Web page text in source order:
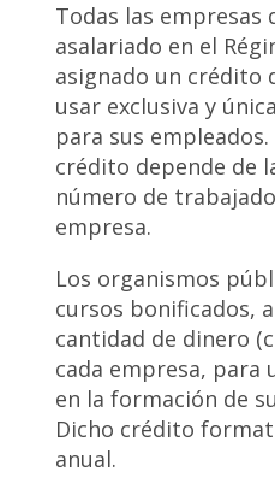
Todas las empresas
asalariado en el
asignado un crédito
usar exclusiva y
para sus
crédito depende de
número de
empresa.
Los organismos
cursos bonificados,
cantidad de dinero
cada empresa, para
en la formación de
Dicho crédito
anual.